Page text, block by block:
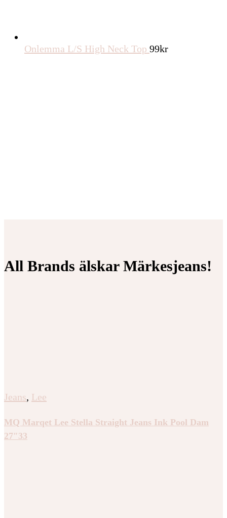
Onlemma L/S High Neck Top 99kr
All Brands älskar Märkesjeans!
Jeans, Lee
MQ Marqet Lee Stella Straight Jeans Ink Pool Dam
27″33